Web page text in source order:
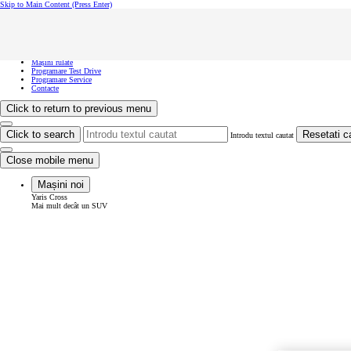
Skip to Main Content (Press Enter)
Mașini rulate
Programare Test Drive
Programare Service
Contacte
Click to return to previous menu
Click to search Introdu textul cautat Resetati
Close mobile menu
Mașini noi
Yaris Cross
Mai mult decât un SUV